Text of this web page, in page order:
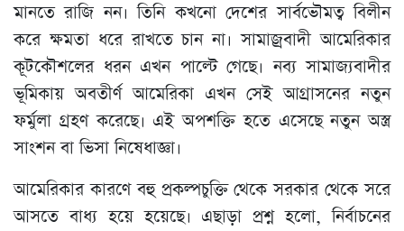
মানতে রাজি নন। তিনি কখনো দেশের সার্বভৌমত্ব বিলীন
করে ক্ষমতা ধরে রাখতে চান না। সামাজ্রবাদী আমেরিকার
কূটকৌশলের ধরন এখন পাল্টে গেছে। নব্য সামাজ্যবাদীর
ভূমিকায় অবতীর্ণ আমেরিকা এখন সেই আগ্রাসনের নতুন
ফর্মুলা গ্রহণ করেছে। এই অপশক্তি হতে এসেছে নতুন অস্ত্র
সাংশন বা ভিসা নিষেধাজ্ঞা।
আমেরিকার কারণে বহু প্রকল্পচুক্তি থেকে সরকার থেকে সরে
আসতে বাধ্য হয়ে হয়েছে। এছাড়া প্রশ্ন হলো, নির্বাচনের